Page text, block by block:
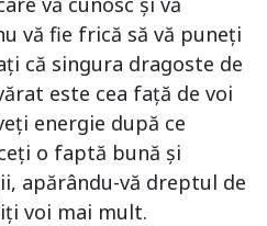
vă fie frică să vă puneți
că singura dragoste de
este cea față de voi
energie după ce
o faptă bună și
apărându-vă dreptul de
voi mai mult.